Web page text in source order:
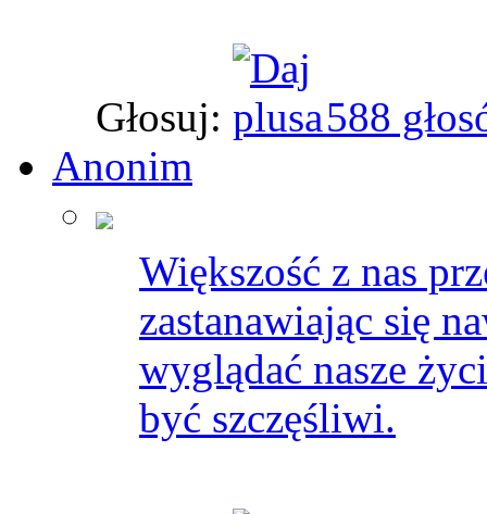
Głosuj:
588
Anonim
Większość z nas
zastanawiając się
wyglądać nasze
być szczęśliwi.